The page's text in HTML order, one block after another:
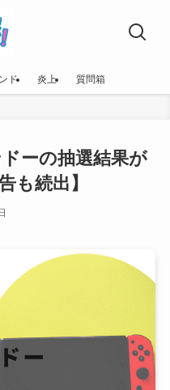
ド 炎上 質問箱
ドーの抽選結果が
も続出】